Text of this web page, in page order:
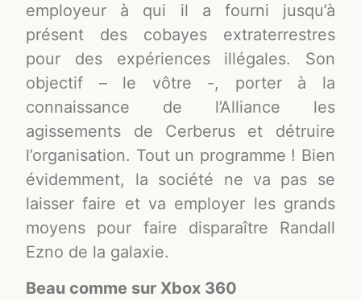
employeur à qui il a fourni jusqu’à
présent des cobayes extraterrestres
pour des expériences illégales. Son
objectif – le vôtre -, porter à la
connaissance de l’Alliance les
agissements de Cerberus et détruire
l’organisation. Tout un programme ! Bien
évidemment, la société ne va pas se
laisser faire et va employer les grands
moyens pour faire disparaître Randall
Ezno de la galaxie.
Beau comme sur Xbox 360